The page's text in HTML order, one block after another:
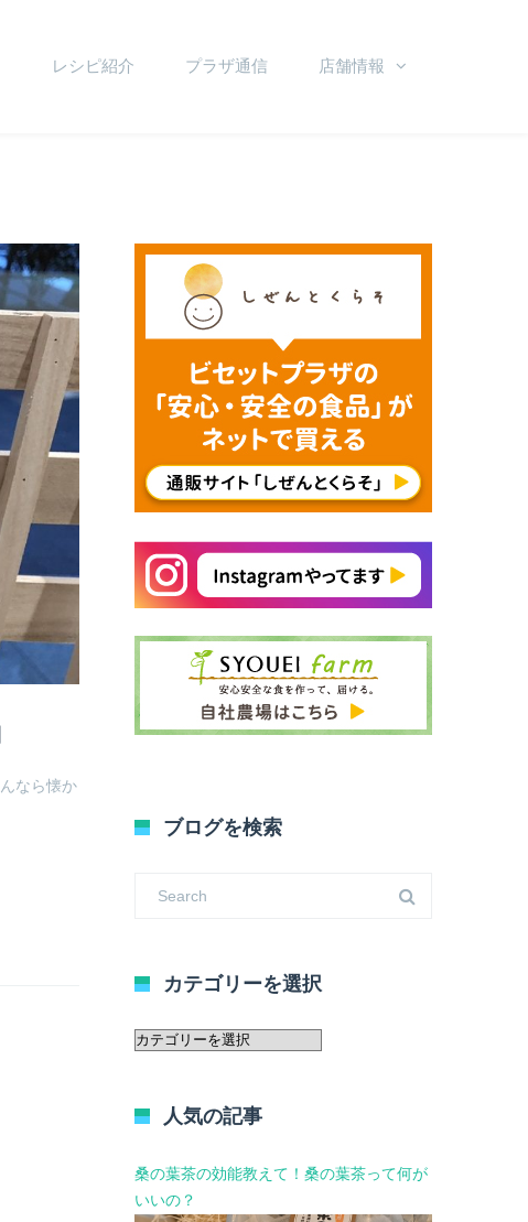
レシピ紹介 プラザ通信 店舗情報
なら懐か
ブログを検索
カテゴリーを選択
カ
ー
選
択
人気の記事
桑の葉茶の効能教えて！桑の葉茶って何が
いいの？